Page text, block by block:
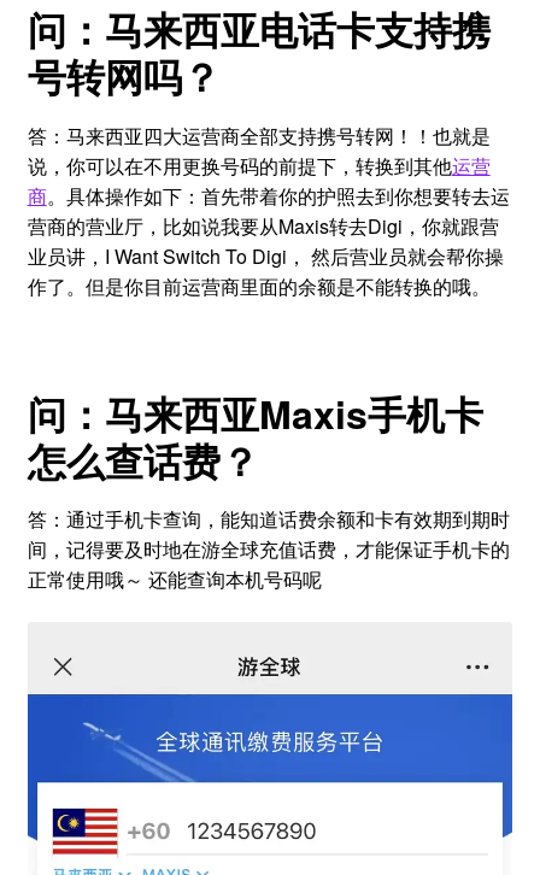
问：马来西亚电话卡支持携
号转网吗？
答：马来西亚四大运营商全部支持携号转网！！也就是
说，你可以在不用更换号码的前提下，转换到其他运营
商。具体操作如下：首先带着你的护照去到你想要转去运
营商的营业厅，比如说我要从Maxis转去Digi，你就跟营
业员讲，I Want Switch To Digi， 然后营业员就会帮你操
作了。但是你目前运营商里面的余额是不能转换的哦。
问：马来西亚Maxis手机卡
怎么查话费？
答：通过手机卡查询，能知道话费余额和卡有效期到期时
间，记得要及时地在游全球充值话费，才能保证手机卡的
正常使用哦～ 还能查询本机号码呢